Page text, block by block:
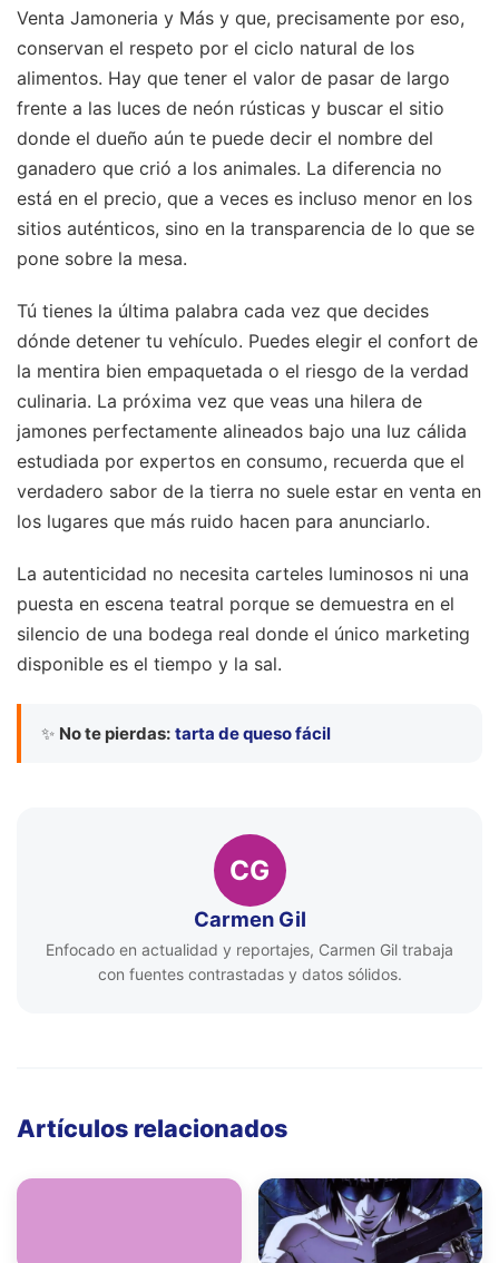
Venta Jamoneria y Más y que, precisamente por eso,
conservan el respeto por el ciclo natural de los
alimentos. Hay que tener el valor de pasar de largo
frente a las luces de neón rústicas y buscar el sitio
donde el dueño aún te puede decir el nombre del
ganadero que crió a los animales. La diferencia no
está en el precio, que a veces es incluso menor en los
sitios auténticos, sino en la transparencia de lo que se
pone sobre la mesa.
Tú tienes la última palabra cada vez que decides
dónde detener tu vehículo. Puedes elegir el confort de
la mentira bien empaquetada o el riesgo de la verdad
culinaria. La próxima vez que veas una hilera de
jamones perfectamente alineados bajo una luz cálida
estudiada por expertos en consumo, recuerda que el
verdadero sabor de la tierra no suele estar en venta en
los lugares que más ruido hacen para anunciarlo.
La autenticidad no necesita carteles luminosos ni una
puesta en escena teatral porque se demuestra en el
silencio de una bodega real donde el único marketing
disponible es el tiempo y la sal.
✨ No te pierdas: tarta de queso fácil
CG
Carmen Gil
Enfocado en actualidad y reportajes, Carmen Gil trabaja
con fuentes contrastadas y datos sólidos.
Artículos relacionados